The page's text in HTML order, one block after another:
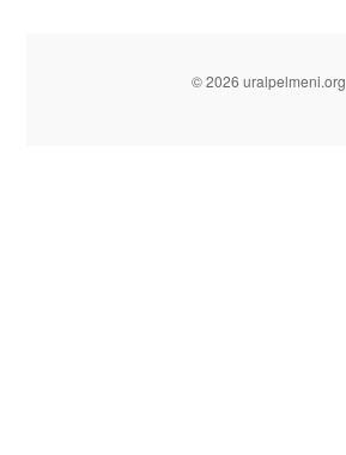
© 2026 uralpelmeni.org